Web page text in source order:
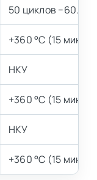
50 циклов
+360 °С (15 минут)
НКУ
+360 °С (15 минут)
НКУ
+360 °С (15 минут)